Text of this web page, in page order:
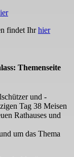
findet Ihrhier
Themenseite
und -
Tag 38 Meisen
Rathauses und
um das Thema